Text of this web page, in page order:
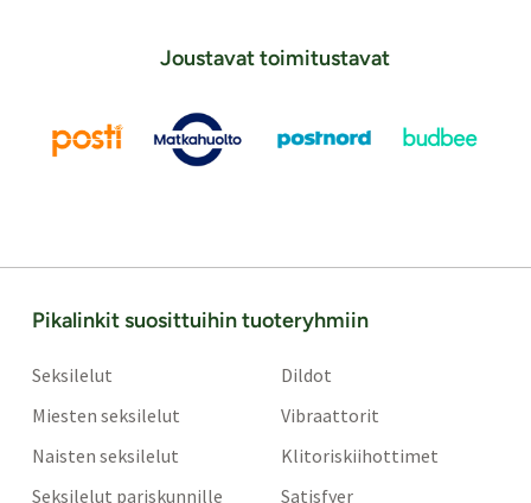
Joustavat toimitustavat
Pikalinkit suosittuihin tuoteryhmiin
Seksilelut
Miesten seksilelut
Naisten seksilelut
Seksilelut pariskunnille
Dildot
Vibraattorit
Klitoriskiihottimet
Satisfyer